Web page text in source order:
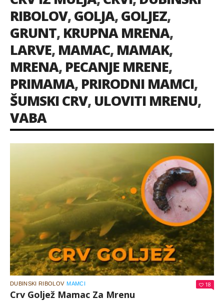
RIBOLOV,GOLJA,GOLJEZ,
GRUNT, KRUPNA MRENA,
LARVE, MAMAC, MAMAK,
MRENA, PECANJE MRENE,
PRIMAMA, PRIRODNI MAMCI,
ŠUMSKI CRV, ULOVITI MRENU,
VABA
DUBINSKI RIBOLOV MAMCI 18
Crv Goljež Mamac Za Mrenu